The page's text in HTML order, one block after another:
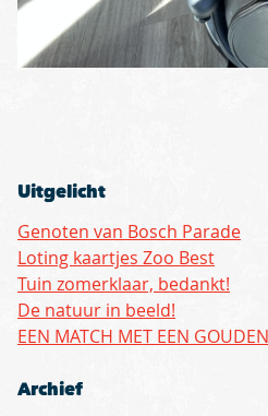
Uitgelicht
Genoten van Bosch Parade
Loting kaartjes Zoo Best
Tuin zomerklaar, bedankt!
De natuur in beeld!
EEN MATCH MET EEN
Archief